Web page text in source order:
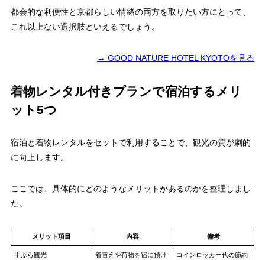
都会的な利便性と京都らしい情緒の両方を取りたい方にとって、
これ以上ない選択肢といえるでしょう。
→ GOOD NATURE HOTEL KYOTOを見る
着物レンタル付きプランで宿泊するメリ
ット5つ
宿泊と着物レンタルをセットで利用することで、観光の質が劇的
に向上します。
ここでは、具体的にどのようなメリットがあるのかを整理しまし
た。
メリット項目 内容 備考
手ぶら観光 着替えや荷物を宿に預け コインロッカー代の節約